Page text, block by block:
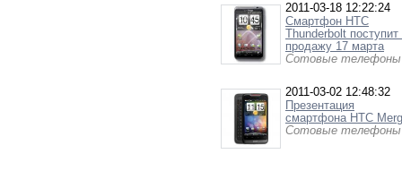
2011-03-18 12:22:24
Смартфон HTC
Thunderbolt поступит
продажу 17 марта
Сотовые телефоны
2011-03-02 12:48:32
Презентация
смартфона HTC
Сотовые телефоны